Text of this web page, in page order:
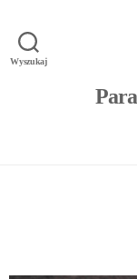
Wyszukaj